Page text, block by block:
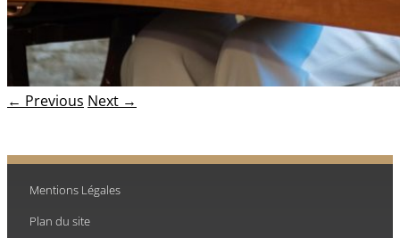
← Previous Next →
Mentions Légales
Plan du site